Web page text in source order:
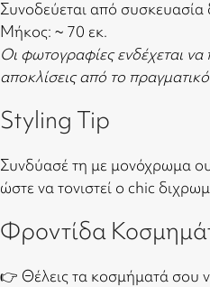
Συνοδεύεται από
Μήκος: ~ 70 εκ.
Οι φωτογραφίες ενδέχεται
αποκλίσεις από το
Styling Tip
Συνδύασέ τη με μονόχρωμα
ώστε να τονιστεί ο chic
Φροντίδα
👉 Θέλεις τα κοσμήματά σου